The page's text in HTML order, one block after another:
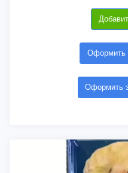
Оформить
Оформить